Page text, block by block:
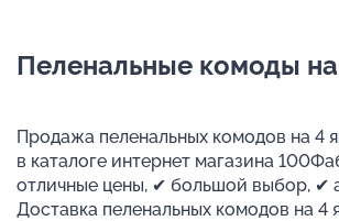
Пеленальные комоды
Продажа пеленальных комодов на 4
в каталоге интернет магазина
отличные цены, ✔ большой выбор, ✔
Доставка пеленальных комодов на 4